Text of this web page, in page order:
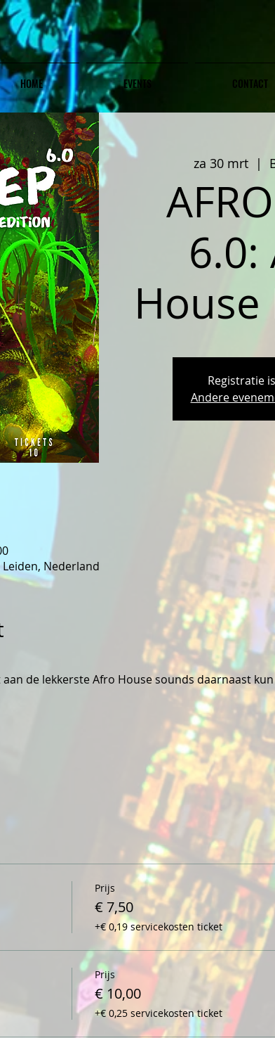
HOME EVENTS CONTACT
za 30 mrt
  |
6.0:
Registratie
Andere
Nederland
de lekkerste Afro House sounds daarnaast
Prijs
€ 7,50
+€ 0,19 servicekosten ticket
Prijs
€ 10,00
+€ 0,25 servicekosten ticket